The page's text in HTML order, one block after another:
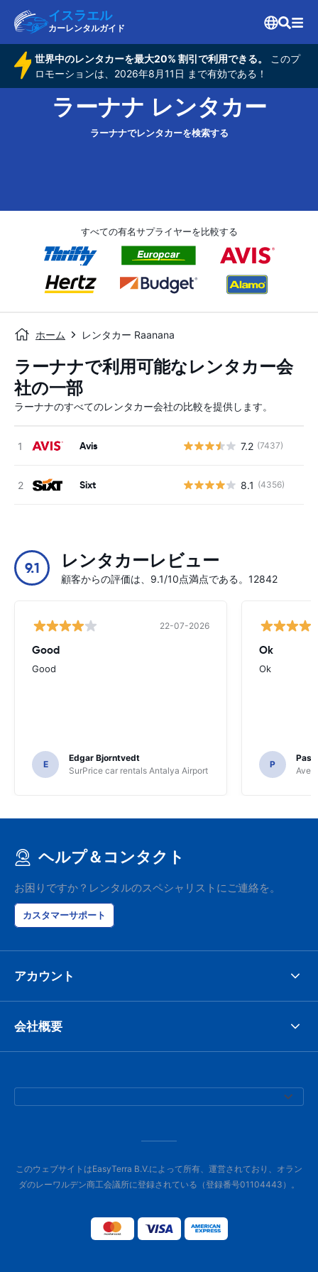
イスラエル
カーレンタルガイド
世界中のレンタカーを最大20% 割引で利用できる。
このプ
ロモーションは、2026年8月11日 まで有効である！
ラーナナ レンタカー
ラーナナでレンタカーを検索する
すべての有名サプライヤーを比較する
ホーム レンタカー Raanana
ラーナナで利用可能なレンタカー会
社の一部
ラーナナのすべてのレンタカー会社の比較を提供します。
Avis 7.2 (7437)
Sixt 8.1 (4356)
9.1 レンタカーレビュー
顧客からの評価は、9.1/10点満点である。12842
22-07-2026
Good
Good
E
Edgar Bjorntvedt
SurPrice car rentals Antalya Airport
Ok
Ok
P
Avec
ヘルプ＆コンタクト
お困りですか？レンタルのスペシャリストにご連絡を。
カスタマーサポート
アカウント
会社概要
このウェブサイトはEasyTerra B.V.によって所有、運営されており、オラン
ダのレーワルデン商工会議所に登録されている（登録番号01104443）。